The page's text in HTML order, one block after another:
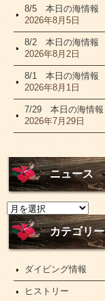
8/5 本日の海情報
2026年8月5日
8/2 本日の海情報
2026年8月2日
8/1 本日の海情報
2026年8月1日
7/29 本日の海情報
2026年7月29日
ニュース
ニ
ュ
ー
カテゴリー
ダイビング情報
ヒストリー